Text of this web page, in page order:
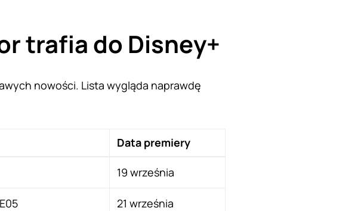
trafia do Disney+
nowości. Lista wygląda naprawdę
Data premiery
19 września
21 września